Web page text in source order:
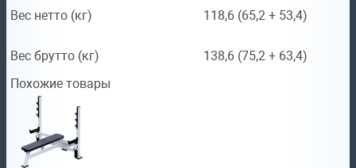
Вес нетто (кг) 118,6 (65,2 + 53,4)
Вес брутто (кг)
138,6 (75,2 + 63,4)
Похожие товары